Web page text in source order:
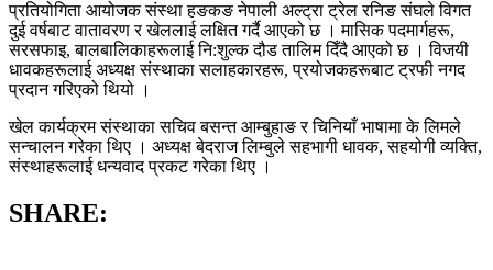
प्रतियोगिता आयोजक संस्था हङकङ नेपाली अल्ट्रा ट्रेल रनिङ संघले विगत
दुई वर्षबाट वातावरण र खेललाई लक्षित गर्दै आएको छ । मासिक पदमार्गहरू,
सरसफाइ, बालबालिकाहरूलाई नि:शुल्क दौड तालिम दिँदै आएको छ । विजयी
धावकहरूलाई अध्यक्ष संस्थाका सलाहकारहरू, प्रयोजकहरूबाट ट्रफी नगद
प्रदान गरिएको थियो ।
खेल कार्यक्रम संस्थाका सचिव बसन्त आम्बुहाङ र चिनियाँ भाषामा के लिमले
सन्चालन गरेका थिए । अध्यक्ष बेदराज लिम्बुले सहभागी धावक, सहयोगी व्यक्ति,
संस्थाहरूलाई धन्यवाद प्रकट गरेका थिए ।
SHARE: